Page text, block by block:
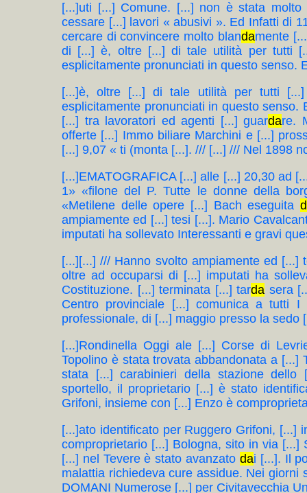
[...]uti [...] Comune. [...] non è stata
cessare [...] lavori « abusivi ». Ed Infatti di
cercare di convincere molto blandamente
di [...] è, oltre [...] di tale utilità per tutti
esplicitamente pronunciati in questo senso.
[...]è, oltre [...] di tale utilità per tutti
esplicitamente pronunciati in questo
[...] tra lavoratori ed agenti [...] guardare.
offerte [...] Immo biliare Marchini e [...]
[...] 9,07 « ti (monta [...]. /// [...] /// Nel 1898
[...]EMATOGRAFICA [...] alle [...] 20,30 ad
1» «filone del P. Tutte le donne della
«Metilene delle opere [...] Bach eseguita
ampiamente ed [...] tesi [...]. Mario
imputati ha sollevato Interessanti e gravi
[...][...] /// Hanno svolto ampiamente ed
oltre ad occuparsi di [...] imputati ha
Costituzione. [...] terminata [...] tarda sera
Centro provinciale [...] comunica a tutti I
professionale, di [...] maggio presso la sedo
[...]Rondinella Oggi ale [...] Corse di
Topolino è stata trovata abbandonata a
stata [...] carabinieri della stazione
sportello, il proprietario [...] è stato
Grifoni, insieme con [...] Enzo è
[...]ato identificato per Ruggero Grifoni, [...]
comproprietario [...] Bologna, sito in via
[...] nel Tevere è stato avanzato dai [...]. Il
malattia richiedeva cure assidue. Nei
DOMANI Numerose [...] per Civitavecchia